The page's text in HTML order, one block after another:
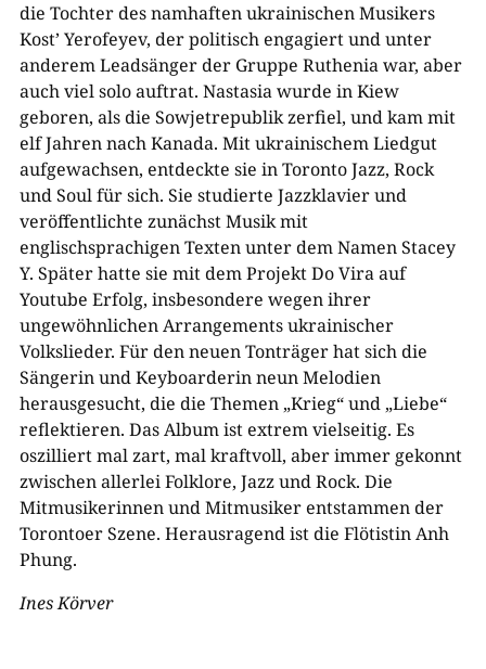
die Tochter des namhaften ukrainischen Musikers
Kost’ Yerofeyev, der politisch engagiert und unter
anderem Leadsänger der Gruppe Ruthenia war, aber
auch viel solo auftrat. Nastasia wurde in Kiew
geboren, als die Sowjetrepublik zerfiel, und kam mit
elf Jahren nach Kanada. Mit ukrainischem Liedgut
aufgewachsen, entdeckte sie in Toronto Jazz, Rock
und Soul für sich. Sie studierte Jazzklavier und
veröffentlichte zunächst Musik mit
englischsprachigen Texten unter dem Namen Stacey
Y. Später hatte sie mit dem Projekt Do Vira auf
Youtube Erfolg, insbesondere wegen ihrer
ungewöhnlichen Arrangements ukrainischer
Volkslieder. Für den neuen Tonträger hat sich die
Sängerin und Keyboarderin neun Melodien
herausgesucht, die die Themen „Krieg“ und „Liebe“
reflektieren. Das Album ist extrem vielseitig. Es
oszilliert mal zart, mal kraftvoll, aber immer gekonnt
zwischen allerlei Folklore, Jazz und Rock. Die
Mitmusikerinnen und Mitmusiker entstammen der
Torontoer Szene. Herausragend ist die Flötistin Anh
Phung.
Ines Körver